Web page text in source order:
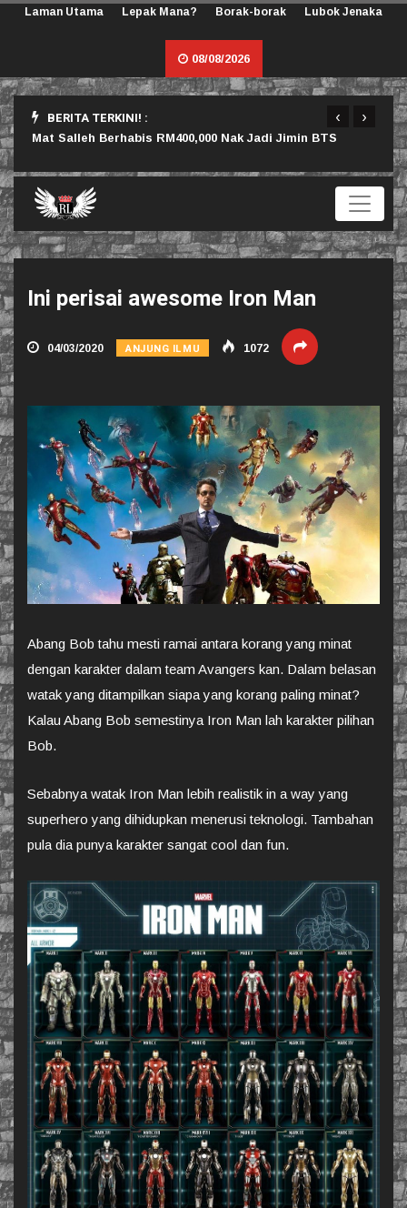
Laman Utama Lepak Mana? Borak-borak Lubok Jenaka
08/08/2026
BERITA TERKINI! :
Mat Salleh Berhabis RM400,000 Nak Jadi Jimin BTS
‹ ›
Ini perisai awesome Iron Man
04/03/2020 ANJUNG ILMU 1072
Abang Bob tahu mesti ramai antara korang yang minat
dengan karakter dalam team Avangers kan. Dalam belasan
watak yang ditampilkan siapa yang korang paling minat?
Kalau Abang Bob semestinya Iron Man lah karakter pilihan
Bob.
Sebabnya watak Iron Man lebih realistik in a way yang
superhero yang dihidupkan menerusi teknologi. Tambahan
pula dia punya karakter sangat cool dan fun.